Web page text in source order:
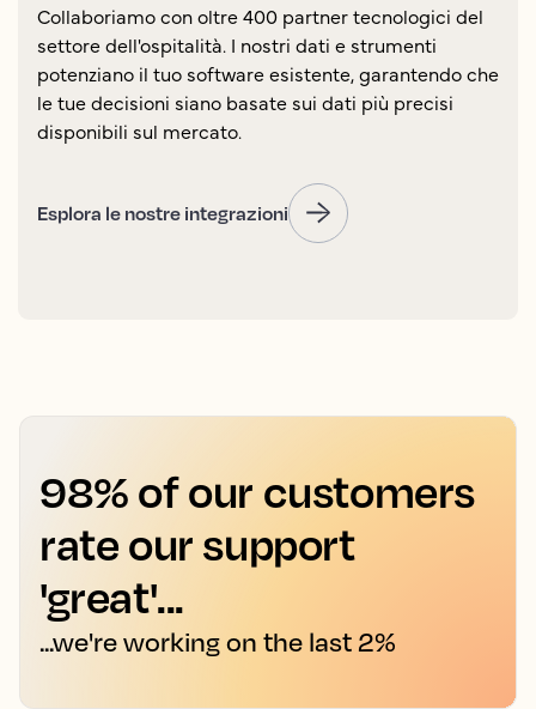
Collaboriamo con oltre 400 partner tecnologici del
settore dell'ospitalità. I nostri dati e strumenti
potenziano il tuo software esistente, garantendo che
le tue decisioni siano basate sui dati più precisi
disponibili sul mercato.
Esplora le nostre integrazioni
98% of our customers
rate our support
'great'...
...we're working on the last 2%